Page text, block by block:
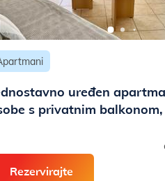
uređen
s privatnim
Rezervirajte